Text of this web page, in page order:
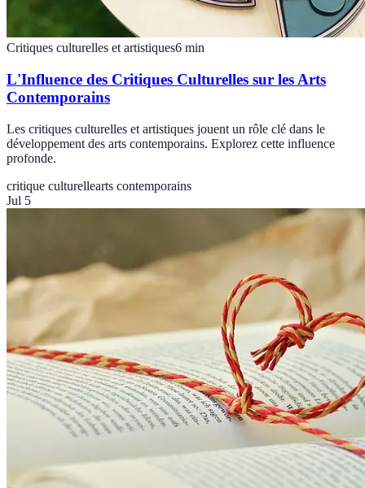
Critiques culturelles et artistiques6 min
L'Influence des Critiques Culturelles sur les Arts
Contemporains
Les critiques culturelles et artistiques jouent un rôle clé dans le
développement des arts contemporains. Explorez cette influence
profonde.
critique culturellearts contemporains
Jul 5